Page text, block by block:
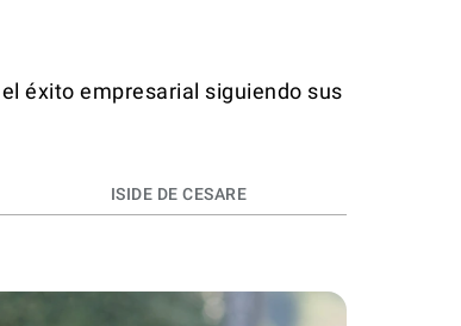
éxito empresarial siguiendo sus
ISIDE DE CESARE